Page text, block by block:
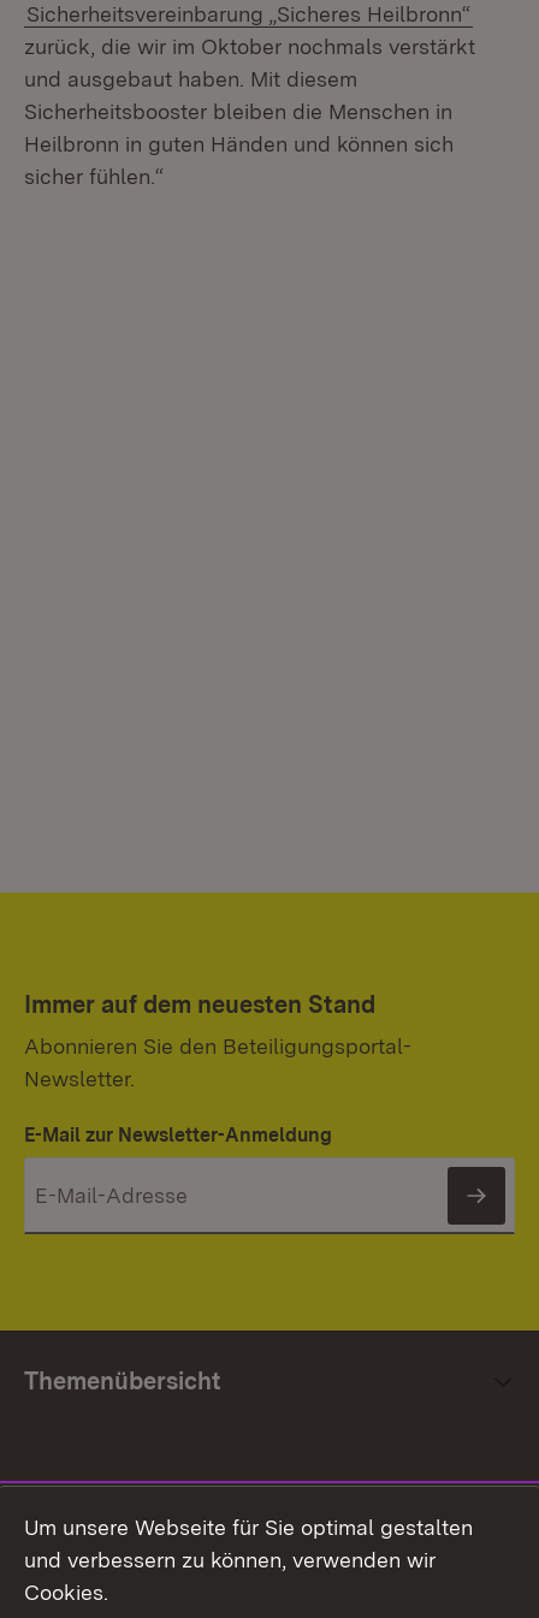
Sicherheitsvereinbarung „Sicheres Heilbronn“
zurück, die wir im Oktober nochmals verstärkt
und ausgebaut haben. Mit diesem
Sicherheitsbooster bleiben die Menschen in
Heilbronn in guten Händen und können sich
sicher fühlen.“
Immer auf dem neuesten Stand
Abonnieren Sie den Beteiligungsportal-
Newsletter.
E-Mail zur Newsletter-Anmeldung
Themenübersicht
Facebook
Um unsere Webseite für Sie optimal gestalten
und verbessern zu können, verwenden wir
Cookies.